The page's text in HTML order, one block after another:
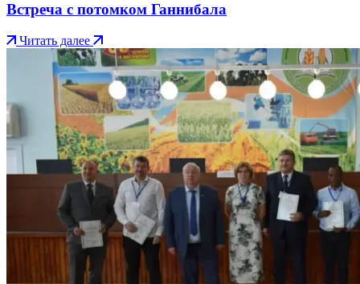
Встреча с потомком Ганнибала
Читать далее